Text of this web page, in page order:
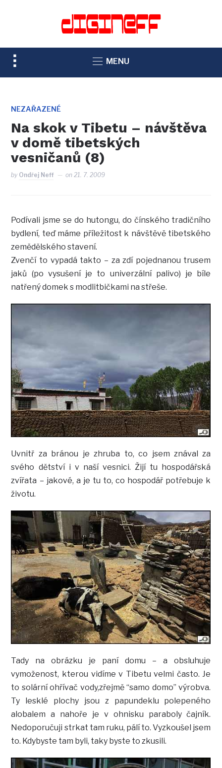
TOGGLE
SIDEBAR
NAVIGATION
MENU
NEZAŘAZENÉ
Na skok v Tibetu – návštěva
v domě tibetských
vesničanů (8)
by Ondřej Neff on21. 7. 2009
Podívali jsme se do hutongu, do čínského tradičního
bydlení, teď máme příležitost k návštěvě tibetského
zemědělského stavení.
Zvenčí to vypadá takto – za zdí pojednanou trusem
jaků (po vysušení je to univerzální palivo) je bíle
natřený domek s modlitbičkami na střeše.
Uvnitř za bránou je zhruba to, co jsem znával za
svého dětství i v naší vesnici. Žijí tu hospodářská
zvířata – jakové, a je tu to, co hospodář potřebuje k
životu.
Tady na obrázku je paní domu – a obsluhuje
vymoženost, kterou vidíme v Tibetu velmi často. Je
to solární ohřívač vody,zřejmě “samo domo” výrobva.
Ty lesklé plochy jsou z papundeklu polepeného
alobalem a nahoře je v ohnisku paraboly čajník.
Nedoporučuji strkat tam ruku, pálí to. Vyzkoušel jsem
to. Kdybyste tam byli, taky byste to zkusili.